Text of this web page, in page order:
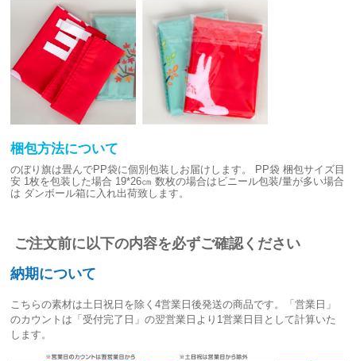
梱包方法について
のぼり旗は畳んでPP袋に個別包装しお届けします。
PP袋 梱包サイズ目
安 1枚を包装した場合 19*26㎝ 数枚の場合はビニール包装/量が多い場合
は ダンボール箱に入れ出荷致します。
ご注文前に以下の内容を必ずご確認ください
納期について
こちらの素材は土日祝日を除く4営業日後発送の商品です。「営業日」
のカウントは「受付完了日」の翌営業日より1営業日目として計算いた
します。